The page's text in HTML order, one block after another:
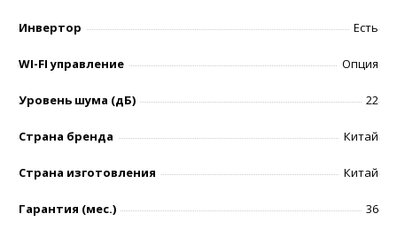
Инвертор Есть
WI-FI управление Опция
Уровень шумa (дБ) 22
Страна бренда Китай
Страна изготовления Китай
Гарантия (мес.) 36